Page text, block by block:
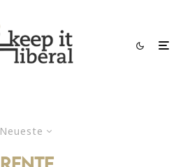
Neueste